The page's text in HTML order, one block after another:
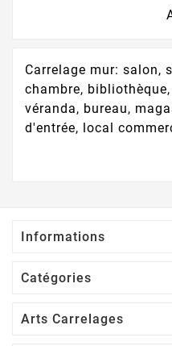
Carrelage mur: salon,
chambre,
véranda, bureau,
d'entrée, local
Informations
Catégories
Arts Carrelages